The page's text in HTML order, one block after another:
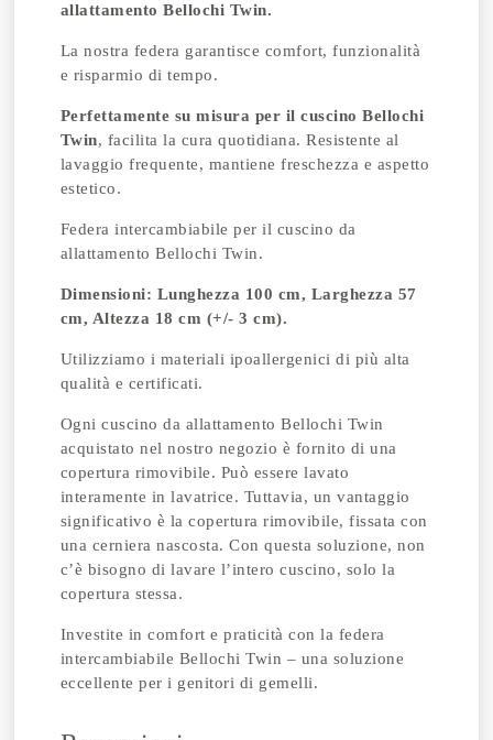
allattamento Bellochi Twin.
La nostra federa garantisce comfort, funzionalità
e risparmio di tempo.
Perfettamente su misura per il cuscino Bellochi
Twin, facilita la cura quotidiana. Resistente al
lavaggio frequente, mantiene freschezza e aspetto
estetico.
Federa intercambiabile per il cuscino da
allattamento Bellochi Twin.
Dimensioni: Lunghezza 100 cm, Larghezza 57
cm, Altezza 18 cm (+/- 3 cm).
Utilizziamo i materiali ipoallergenici di più alta
qualità e certificati.
Ogni cuscino da allattamento Bellochi Twin
acquistato nel nostro negozio è fornito di una
copertura rimovibile. Può essere lavato
interamente in lavatrice. Tuttavia, un vantaggio
significativo è la copertura rimovibile, fissata con
una cerniera nascosta. Con questa soluzione, non
c’è bisogno di lavare l’intero cuscino, solo la
copertura stessa.
Investite in comfort e praticità con la federa
intercambiabile Bellochi Twin – una soluzione
eccellente per i genitori di gemelli.